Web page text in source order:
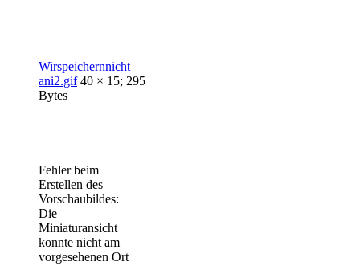
Wirspeichernnicht
ani2.gif40 × 15; 295
Bytes
Fehler beim
Erstellen des
Vorschaubildes:
Die
Miniaturansicht
konnte nicht am
vorgesehenen Ort